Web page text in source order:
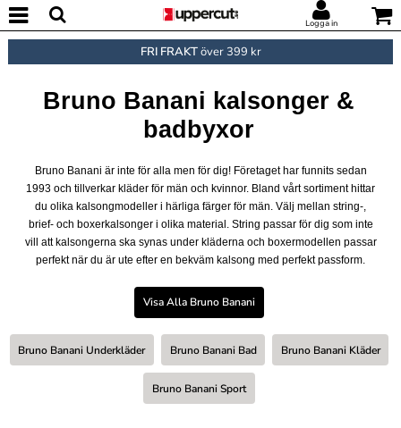
Logga in
FRI FRAKTöver 399 kr
Bruno Banani kalsonger &
badbyxor
Bruno Banani är inte för alla men för dig! Företaget har funnits sedan
1993 och tillverkar kläder för män och kvinnor. Bland vårt sortiment hittar
du olika kalsongmodeller i härliga färger för män. Välj mellan string-,
brief- och boxerkalsonger i olika material. String passar för dig som inte
vill att kalsongerna ska synas under kläderna och boxermodellen passar
perfekt när du är ute efter en bekväm kalsong med perfekt passform.
Visa Alla Bruno Banani
Bruno Banani Underkläder Bruno Banani Bad Bruno Banani Kläder
Bruno Banani Sport